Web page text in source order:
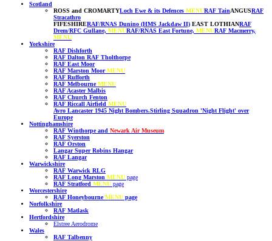
Scotland
ROSS and CROMARTYLoch Ewe & its Defences MENURAF TainANGUSRAF
Stracathro
FIFESHIRERAF/RNAS Dunino (HMS Jackdaw II) EAST LOTHIANRAF
Drem/RFC Gullane, MENURAF/RNAS East Fortune, MENURAF Macmerry,
MENU
Yorkshire
RAF Dishforth
RAF Dalton RAF Tholthorpe
RAF East Moor
RAF Marston MoorMENU
RAF Rufforth
RAF MelbourneMENU
RAF Acaster Malbis
RAF Church Fenton
RAF Riccall Airfield MENU
Avro Lancaster 1945 Night Bombers.Stirling Squadron 'Night Flight' over
Europe
Nottinghamshire
RAF Winthorpe and Newark Air Museum
RAF Syerston
RAF Orston
Langar Super Robins Hangar
RAF Langar
Warwickshire
RAF Warwick RLG
RAF Long Marston MENU page
RAF Stratford MENU page
Worcestershire
RAF HoneybourneMENU page
Norfolkshire
RAF Matlask
Hertfordshire
Elstree Aerodrome
Wales
RAF Talbenny